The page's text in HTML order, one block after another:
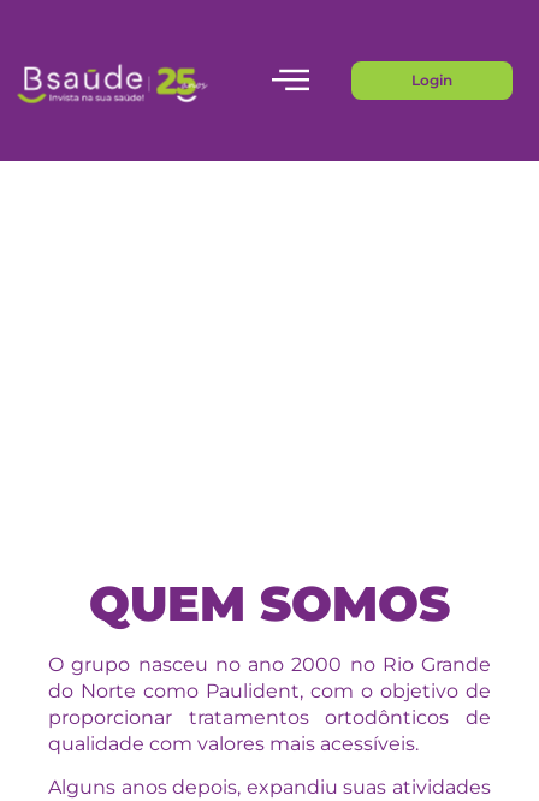
Login
QUEM SOMOS
O grupo nasceu no ano 2000 no Rio Grande
do Norte como Paulident, com o objetivo de
proporcionar tratamentos ortodônticos de
qualidade com valores mais acessíveis.
Alguns anos depois, expandiu suas atividades